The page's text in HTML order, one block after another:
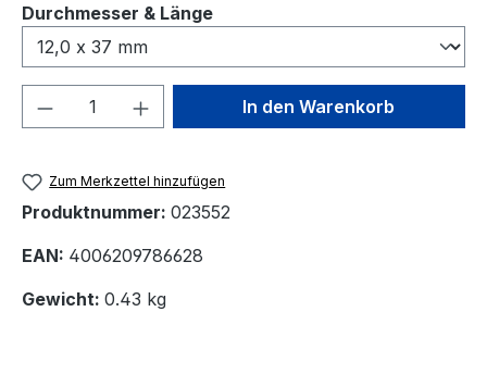
Durchmesser & Längeauswählen
Produkt Anzahl: Gib denIn den Warenkorb
Zum Merkzettel hinzufügen
Produktnummer: 023552
EAN: 4006209786628
Gewicht: 0.43 kg